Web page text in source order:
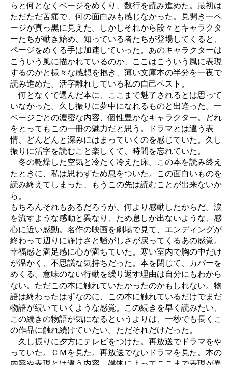
らと何となくページをめくり、数行を読み進めた。最初は
ただただ苦痛で、何の面白みも感じなかった。見開き一ペ
ージが真っ黒に見えた。しかしそれから段々とキャラクタ
ーたちが動き始め、知っている者たちが登場してくると、
ページをめくる手は加速していった。あのキャラクターは
こういう風に描かれているのか、ここはこういう風に表現
するのかと様々な感想を抱き、薄い文庫本の半分を一夜で
読み進めた。活字離れしている私の自己ベスト。
何となくで選んだ本に、ここまで魅了されるとは思って
いなかった。久し振りに夢中になれるものと出逢った。一
ページごとの濃密な内容、個性豊かなキャラクター。どれ
をとってもこの一冊の魅力だと思う。ドラマとは違う表
情、どんどんと深みにはまっていくのを感じていた。久し
振りに活字を読むこと楽しくて、時間を忘れていた。
冬の乾燥した空気と冷たく冷えた床。この本を読み終え
たときに、私は思わずため息をついた。この面白いものを
読み終えてしまった、もうこの先は読むことが出来ないか
ら。
もちろんそれもあるだろうが、何より感動したからだ。涙
を流すような感動と異なり、ため息しか出ないような、感
心に近い感動。名作の映画を劇場で見て、エンディングが
終わって辺りに静けさと騒がしさが戻ってくるあの感覚。
幸福感と満足感に心が満ちていた。寒い室内で胸の中だけ
が温かく、不思議な気持ちだった。本を閉じて、カバーを
めくる。意味のない行動を繰り返す理由は自分にもわから
ない。ただこの本に触れていたかったのかもしれない。物
語は終わったはずなのに、この本に触れているだけでまだ
物語が続いていくような感覚。この続きを早く読みたい、
この続きの物語が気になるというよりは、一秒でも長くこ
の作品に触れ続けていたい。ただそれだけだった。
久し振りに夕方にテレビをつけた。再放送でドラマをや
っていた。ＣＭを見た。再放送でないドラマを見た。本の